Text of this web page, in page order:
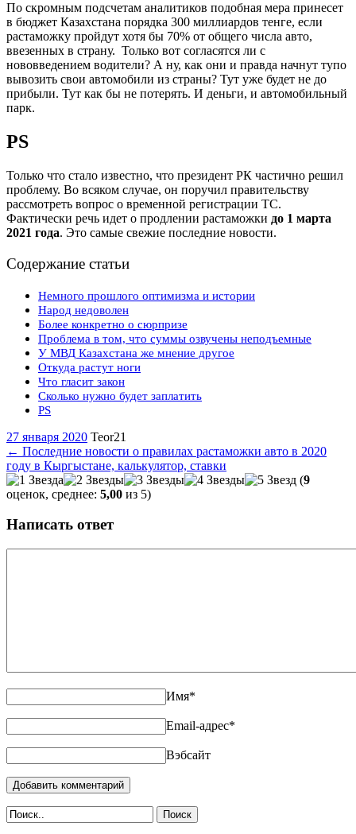
По скромным подсчетам аналитиков подобная мера принесет
в бюджет Казахстана порядка 300 миллиардов тенге, если
растаможку пройдут хотя бы 70% от общего числа авто,
ввезенных в страну. Только вот согласятся ли с
нововведением водители? А ну, как они и правда начнут тупо
вывозить свои автомобили из страны? Тут уже будет не до
прибыли. Тут как бы не потерять. И деньги, и автомобильный
парк.
PS
Только что стало известно, что президент РК частично решил
проблему. Во всяком случае, он поручил правительству
рассмотреть вопрос о временной регистрации ТС.
Фактически речь идет о продлении растаможки до 1 марта
2021 года. Это самые свежие последние новости.
Содержание статьи
Немного прошлого оптимизма и истории
Народ недоволен
Более конкретно о сюрпризе
Проблема в том, что суммы озвучены неподъемные
У МВД Казахстана же мнение другое
Откуда растут ноги
Что гласит закон
Сколько нужно будет заплатить
PS
27 января 2020 Teor21
← Последние новости о правилах растаможки авто в 2020
году в Кыргыстане, калькулятор, ставки
(9
оценок, среднее: 5,00 из 5)
Написать ответ
Имя*
Email-адрес*
Вэбсайт
Поиск